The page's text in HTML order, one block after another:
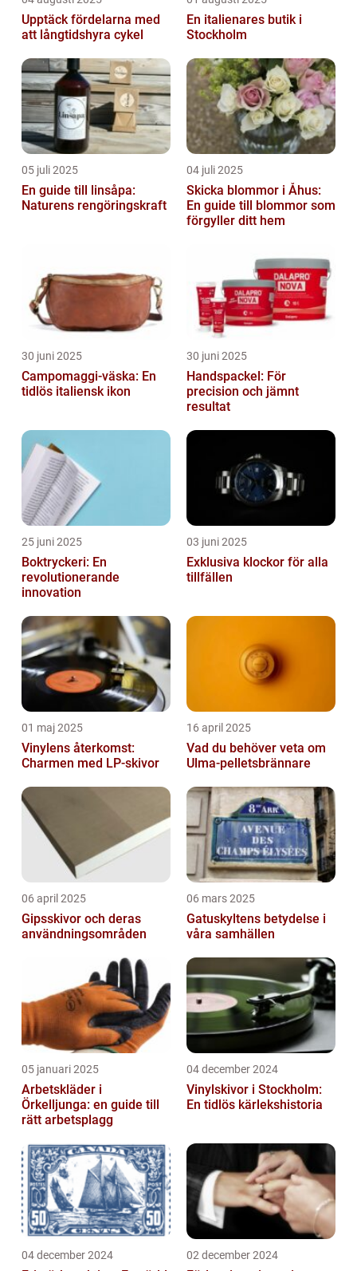
Upptäck fördelarna med
att långtidshyra cykel
En italienares butik i
Stockholm
05 juli 2025
En guide till linsåpa:
Naturens rengöringskraft
04 juli 2025
Skicka blommor i Åhus:
En guide till blommor som
förgyller ditt hem
30 juni 2025
Campomaggi-väska: En
tidlös italiensk ikon
30 juni 2025
Handspackel: För
precision och jämnt
resultat
25 juni 2025
Boktryckeri: En
revolutionerande
innovation
03 juni 2025
Exklusiva klockor för alla
tillfällen
01 maj 2025
Vinylens återkomst:
Charmen med LP-skivor
16 april 2025
Vad du behöver veta om
Ulma-pelletsbrännare
06 april 2025
Gipsskivor och deras
användningsområden
06 mars 2025
Gatuskyltens betydelse i
våra samhällen
05 januari 2025
Arbetskläder i
Örkelljunga: en guide till
rätt arbetsplagg
04 december 2024
Vinylskivor i Stockholm:
En tidlös kärlekshistoria
04 december 2024 02 december 2024